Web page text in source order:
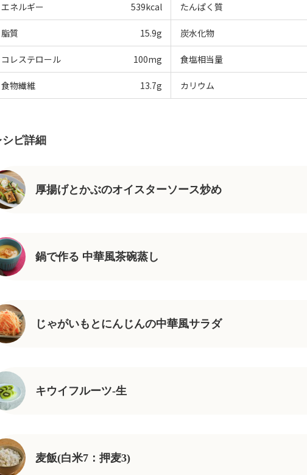
エネルギー 539kcal たんぱく質
脂質 15.9g 炭水化物
コレステロール 100mg 食塩相当量
食物繊維 13.7g カリウム
シピ詳細
厚揚げとかぶのオイスターソース炒め
鍋で作る 中華風茶碗蒸し
じゃがいもとにんじんの中華風サラダ
キウイフルーツ-生
麦飯(白米7：押麦3)